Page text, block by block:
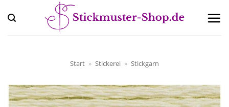
Inhalt
springen
Start » Stickerei » Stickgarn